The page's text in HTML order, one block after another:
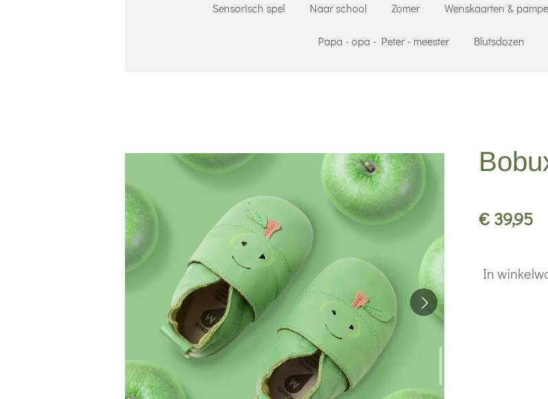
Sensorisch spel Naar school Zomer Wenskaarten &
Papa - opa - Peter - meester Blutsdozen
€ 39,95
In